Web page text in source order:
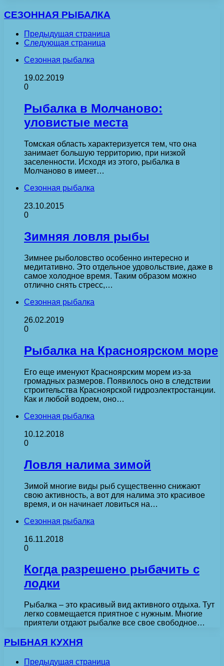
СЕЗОННАЯ РЫБАЛКА
Предыдущая страница
Следующая страница
Сезонная рыбалка
19.02.2019
0
Рыбалка в Молчаново:
уловистые места
Томская область характеризуется тем, что она
занимает большую территорию, при низкой
заселенности. Исходя из этого, рыбалка в
Молчаново в имеет…
Сезонная рыбалка
23.10.2015
0
Зимняя ловля рыбы
Зимнее рыболовство особенно интересно и
медитативно. Это отдельное удовольствие, даже в
самое холодное время. Таким образом можно
отлично снять стресс,…
Сезонная рыбалка
26.02.2019
0
Рыбалка на Красноярском море
Его еще именуют Красноярским морем из-за
громадных размеров. Появилось оно в следствии
строительства Красноярской гидроэлектростанции.
Как и любой водоем, оно…
Сезонная рыбалка
10.12.2018
0
Ловля налима зимой
Зимой многие виды рыб существенно снижают
свою активность, а вот для налима это красивое
время, и он начинает ловиться на…
Сезонная рыбалка
16.11.2018
0
Когда разрешено рыбачить с
лодки
Рыбалка – это красивый вид активного отдыха. Тут
легко совмещается приятное с нужным. Многие
приятели отдают рыбалке все свое свободное…
РЫБНАЯ КУХНЯ
Предыдущая страница